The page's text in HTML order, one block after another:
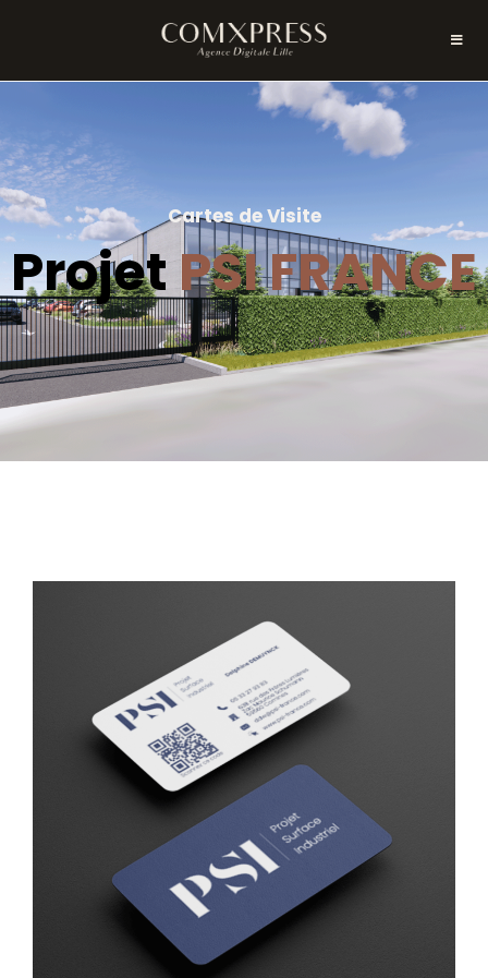
Cartes de Visite
ProjetPSI FRANCE